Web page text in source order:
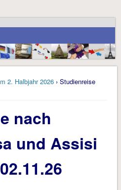
2. Halbjahr 2026› Studienreise
nach
und Assisi